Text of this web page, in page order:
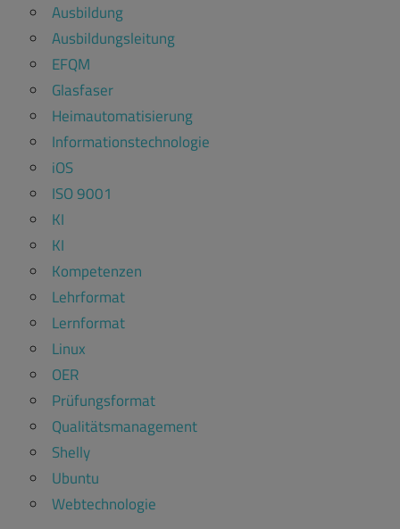
Ausbildung
Ausbildungsleitung
EFQM
Glasfaser
Heimautomatisierung
Informationstechnologie
iOS
ISO 9001
KI
KI
Kompetenzen
Lehrformat
Lernformat
Linux
OER
Prüfungsformat
Qualitätsmanagement
Shelly
Ubuntu
Webtechnologie